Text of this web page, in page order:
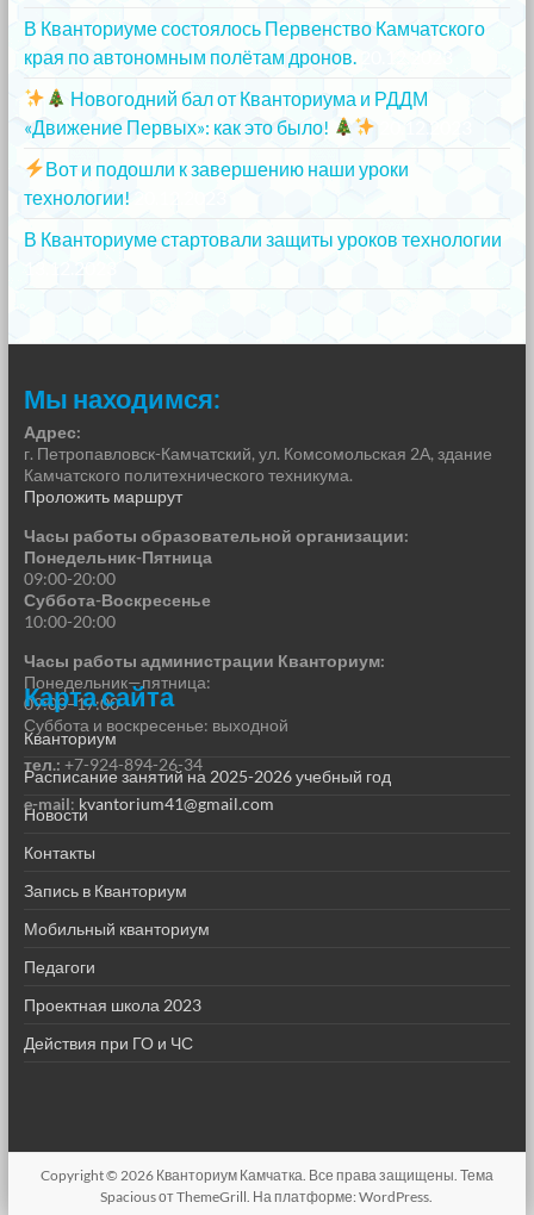
В Кванториуме состоялось Первенство Камчатского
края по автономным полётам дронов.
Новогодний бал от Кванториума и РДДМ
«Движение Первых»: как это было!
Вот и подошли к завершению наши уроки
технологии!
В Кванториуме стартовали защиты уроков технологии
Мы находимся:
Адрес:
г. Петропавловск-Камчатский, ул. Комсомольская 2А, здание
Камчатского политехнического техникума.
Проложить маршрут
Часы работы образовательной организации:
Понедельник-Пятница
09:00-20:00
Суббота-Воскресенье
10:00-20:00
Часы работы администрации Кванториум:
Понедельник—пятница:
09:00–17:00
Суббота и воскресенье: выходной
тел.: +7-924-894-26-34
e-mail: kvantorium41@gmail.com
Карта сайта
Кванториум
Расписание занятий на 2025-2026 учебный год
Новости
Контакты
Запись в Кванториум
Мобильный кванториум
Педагоги
Проектная школа 2023
Действия при ГО и ЧС
Copyright © 2026 Кванториум Камчатка . Все права защищены. Тема
Spaciousот ThemeGrill. На платформе:WordPress